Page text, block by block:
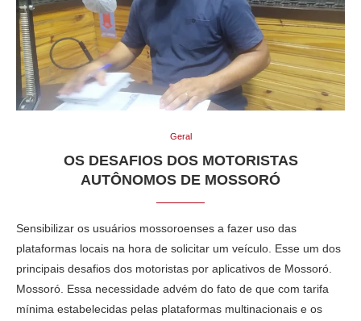
Geral
OS DESAFIOS DOS MOTORISTAS
AUTÔNOMOS DE MOSSORÓ
Sensibilizar os usuários mossoroenses a fazer uso das
plataformas locais na hora de solicitar um veículo. Esse um dos
principais desafios dos motoristas por aplicativos de Mossoró.
Mossoró. Essa necessidade advém do fato de que com tarifa
mínima estabelecidas pelas plataformas multinacionais e os